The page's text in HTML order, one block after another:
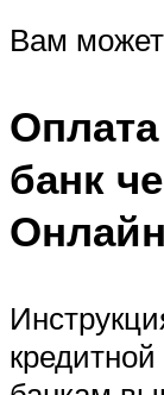
Вам
банк
Онлайн